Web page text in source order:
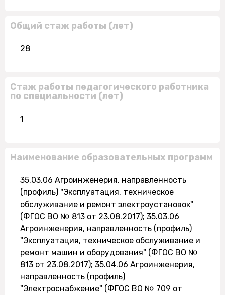
Общий стаж работы (лет)
28
Стаж работы педагогического работника
по специальности (лет)
1
Наименование образовательных программ
35.03.06 Агроинженерия, направленность
(профиль) "Эксплуатация, техническое
обслуживание и ремонт электроустановок"
(ФГОС ВО № 813 от 23.08.2017); 35.03.06
Агроинженерия, направленность (профиль)
"Эксплуатация, техническое обслуживание и
ремонт машин и оборудования" (ФГОС ВО №
813 от 23.08.2017); 35.04.06 Агроинженерия,
направленность (профиль)
"Электроснабжение" (ФГОС ВО № 709 от